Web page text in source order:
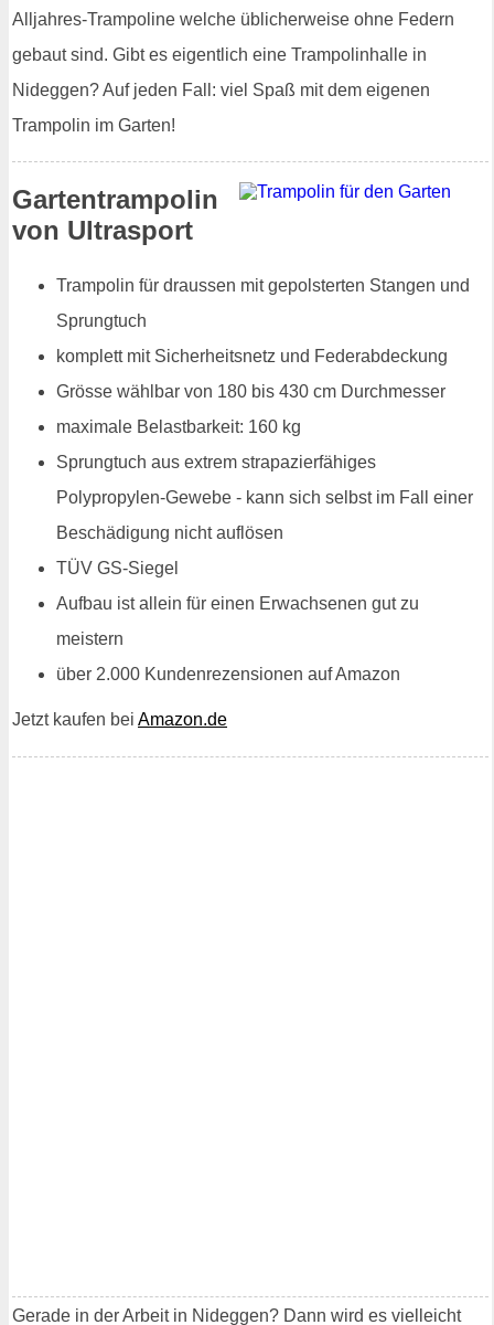
Alljahres-Trampoline welche üblicherweise ohne Federn
gebaut sind. Gibt es eigentlich eine Trampolinhalle in
Nideggen? Auf jeden Fall: viel Spaß mit dem eigenen
Trampolin im Garten!
Gartentrampolin
von Ultrasport
Trampolin für draussen mit gepolsterten Stangen und
Sprungtuch
komplett mit Sicherheitsnetz und Federabdeckung
Grösse wählbar von 180 bis 430 cm Durchmesser
maximale Belastbarkeit: 160 kg
Sprungtuch aus extrem strapazierfähiges
Polypropylen-Gewebe - kann sich selbst im Fall einer
Beschädigung nicht auflösen
TÜV GS-Siegel
Aufbau ist allein für einen Erwachsenen gut zu
meistern
über 2.000 Kundenrezensionen auf Amazon
Jetzt kaufen bei Amazon.de
Gerade in der Arbeit in Nideggen? Dann wird es vielleicht